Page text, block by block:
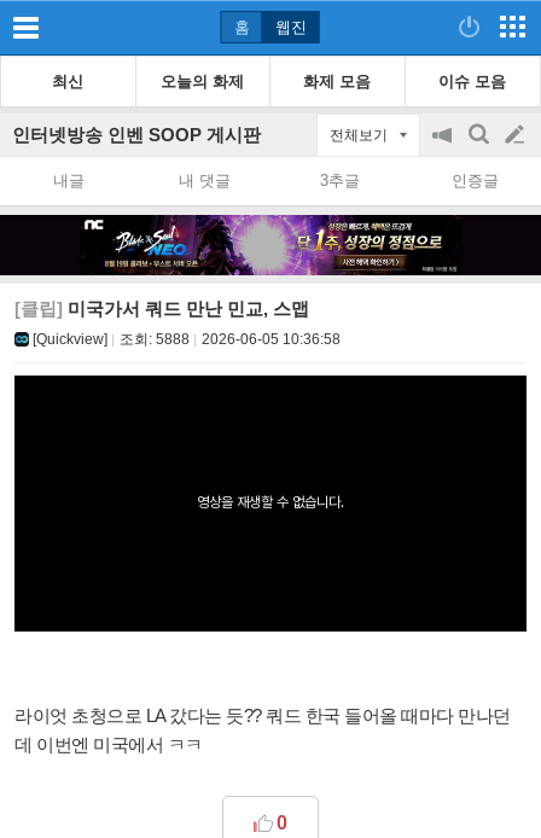
홈 웹진
최신 오늘의 화제 화제 모음 이슈 모음
인터넷방송 인벤 SOOP 게시판 전체보기
공
on/off
검
색
글
쓰
내글 내 댓글 3추글 인증글
[클립] 미국가서 쿼드 만난 민교, 스맵
[Quickview] 조회: 5888 2026-06-05 10:36:58
라이엇 초청으로 LA 갔다는 듯?? 쿼드 한국 들어올 때마다 만나던
데 이번엔 미국에서 ㅋㅋ
0